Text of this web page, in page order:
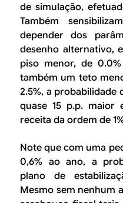
de simulação,
Também
depender dos
desenho alternativo,
piso menor, de
também um teto
2.5%, a probabilidade
quase 15 p.p. maior
receita da ordem de
Note que com uma
0,6% ao ano, a
plano de
Mesmo sem nenhum